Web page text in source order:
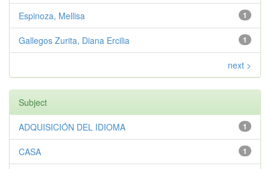
1
Espinoza, Mellisa
1
Gallegos Zurita, Diana Ercilia
next >
Subject
1
ADQUISICIÓN DEL IDIOMA
1
CASA